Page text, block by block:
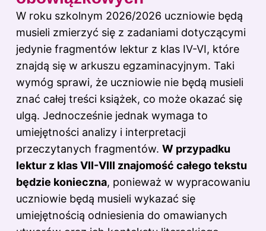
W roku szkolnym 2026/2026 uczniowie będą
musieli zmierzyć się z zadaniami dotyczącymi
jedynie fragmentów lektur z klas IV-VI, które
znajdą się w arkuszu egzaminacyjnym. Taki
wymóg sprawi, że uczniowie nie będą musieli
znać całej treści książek, co może okazać się
ulgą. Jednocześnie jednak wymaga to
umiejętności analizy i interpretacji
przeczytanych fragmentów. W przypadku
lektur z klas VII-VIII znajomość całego tekstu
będzie konieczna, ponieważ w wypracowaniu
uczniowie będą musieli wykazać się
umiejętnością odniesienia do omawianych